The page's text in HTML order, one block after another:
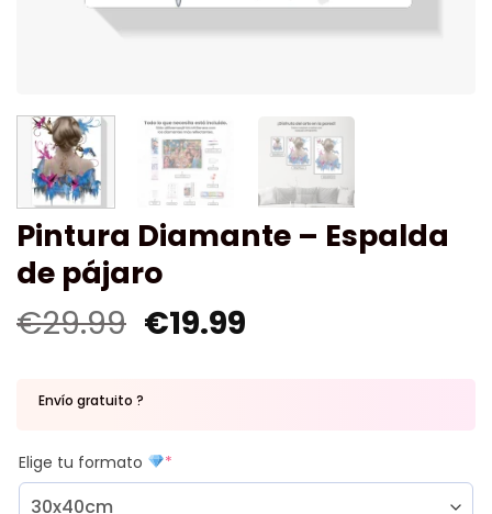
Pintura Diamante – Espalda
de pájaro
€29.99 €19.99
Envío gratuito ?
Elige tu formato *